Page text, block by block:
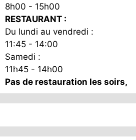
8h00 - 15h00
RESTAURANT :
Du lundi au vendredi :
11:45 - 14:00
Samedi :
11h45 - 14h00
Pas de restauration les soirs,